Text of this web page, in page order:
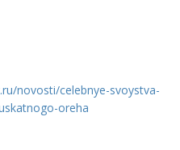
novosti/celebnye-svoystva-
oreha